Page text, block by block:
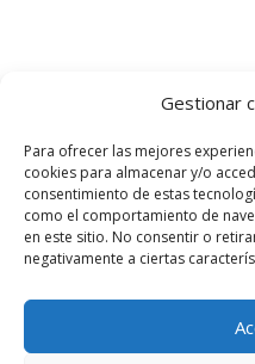
Gestionar
Para ofrecer las mejores
cookies para almacenar y/o
consentimiento de estas
como el comportamiento de
en este sitio. No consentir o
negativamente a ciertas